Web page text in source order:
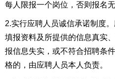
每人限报一个岗位，否则报名无
2.实行应聘人员诚信承诺制度
填报资料及所提供的信息真实
报信息失实，或不符合招聘条
格的，由应聘人员本人负责。